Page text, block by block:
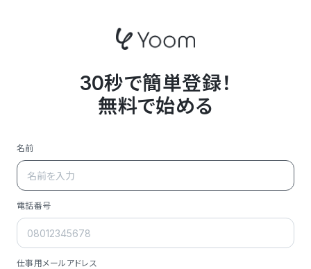
30秒で簡単登録！
無料で始める
名前
電話番号
仕事用メールアドレス